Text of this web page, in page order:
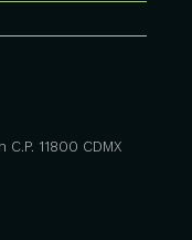
11800 CDMX